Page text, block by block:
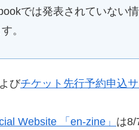
では発表されていない
。
びチケット先行予約申込サ
Website 「en-zine」 は8/